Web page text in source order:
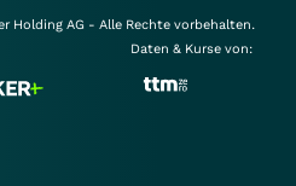
AG - Alle Rechte vorbehalten.
Daten & Kurse von: